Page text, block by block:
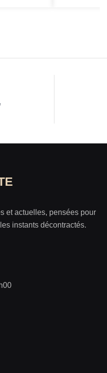
et actuelles, pensées pour
instants décontractés.